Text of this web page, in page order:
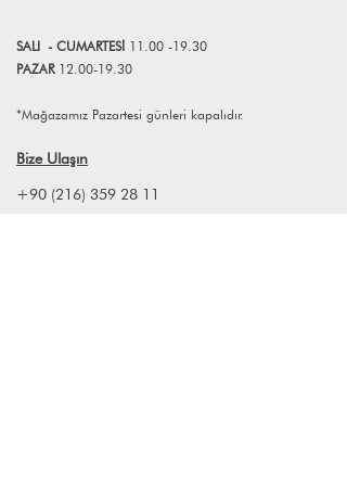
SALI - CUMARTESİ 11.00 -19.30
PAZAR 12.00-19.30
*Mağazamız Pazartesi günleri kapalıdır.
Bize Ulaşın
+90 (216) 359 28 11